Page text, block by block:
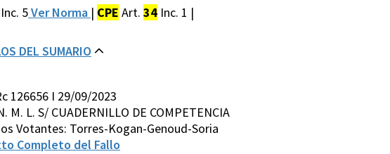
5Ver Norma | CPE Art. 34 Inc. 1 |
DEL SUMARIO
126656 I 29/09/2023
M. L. S/ CUADERNILLO DE COMPETENCIA
Votantes: Torres-Kogan-Genoud-Soria
Completo del Fallo